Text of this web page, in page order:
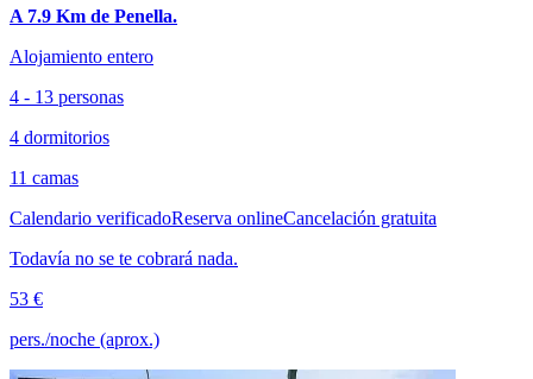
A 7.9 Km de Penella.
Alojamiento entero
4 - 13 personas
4 dormitorios
11 camas
Calendario verificadoReserva onlineCancelación gratuita
Todavía no se te cobrará nada.
53 €
pers./noche (aprox.)